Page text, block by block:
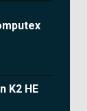
K2 HE